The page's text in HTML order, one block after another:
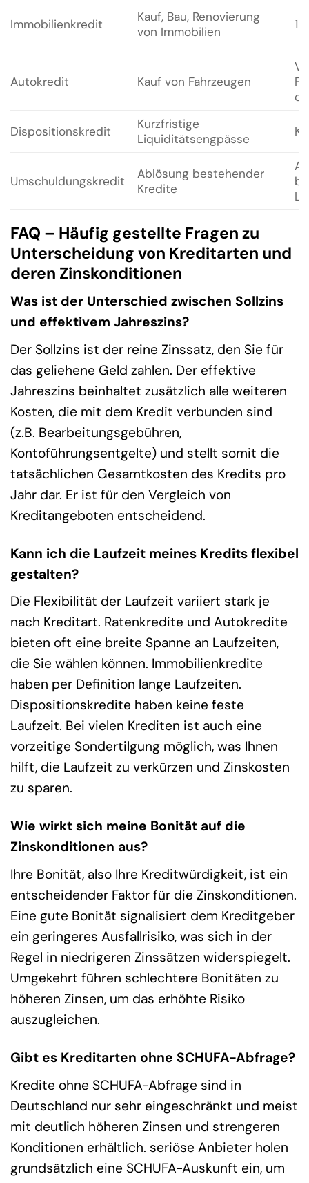
Immobilienkredit
Kauf, Bau, Renovierung
von Immobilien
Autokredit Kauf von Fahrzeugen
Dispositionskredit
Kurzfristige
Liquiditätsengpässe
Umschuldungskredit
Ablösung bestehender
Kredite
FAQ – Häufig gestellte Fragen zu
Unterscheidung von Kreditarten und
deren Zinskonditionen
Was ist der Unterschied zwischen Sollzins
und effektivem Jahreszins?
Der Sollzins ist der reine Zinssatz, den Sie für
das geliehene Geld zahlen. Der effektive
Jahreszins beinhaltet zusätzlich alle weiteren
Kosten, die mit dem Kredit verbunden sind
(z.B. Bearbeitungsgebühren,
Kontoführungsentgelte) und stellt somit die
tatsächlichen Gesamtkosten des Kredits pro
Jahr dar. Er ist für den Vergleich von
Kreditangeboten entscheidend.
Kann ich die Laufzeit meines Kredits flexibel
gestalten?
Die Flexibilität der Laufzeit variiert stark je
nach Kreditart. Ratenkredite und Autokredite
bieten oft eine breite Spanne an Laufzeiten,
die Sie wählen können. Immobilienkredite
haben per Definition lange Laufzeiten.
Dispositionskredite haben keine feste
Laufzeit. Bei vielen Krediten ist auch eine
vorzeitige Sondertilgung möglich, was Ihnen
hilft, die Laufzeit zu verkürzen und Zinskosten
zu sparen.
Wie wirkt sich meine Bonität auf die
Zinskonditionen aus?
Ihre Bonität, also Ihre Kreditwürdigkeit, ist ein
entscheidender Faktor für die Zinskonditionen.
Eine gute Bonität signalisiert dem Kreditgeber
ein geringeres Ausfallrisiko, was sich in der
Regel in niedrigeren Zinssätzen widerspiegelt.
Umgekehrt führen schlechtere Bonitäten zu
höheren Zinsen, um das erhöhte Risiko
auszugleichen.
Gibt es Kreditarten ohne SCHUFA-Abfrage?
Kredite ohne SCHUFA-Abfrage sind in
Deutschland nur sehr eingeschränkt und meist
mit deutlich höheren Zinsen und strengeren
Konditionen erhältlich. seriöse Anbieter holen
grundsätzlich eine SCHUFA-Auskunft ein, um